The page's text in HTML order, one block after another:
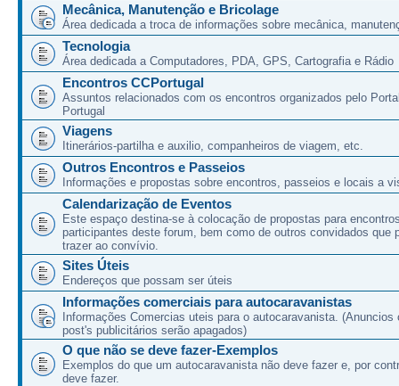
Mecânica, Manutenção e Bricolage
Área dedicada a troca de informações sobre mecânica,
Tecnologia
Área dedicada a Computadores, PDA, GPS, Cartografia e Rádio
Encontros CCPortugal
Assuntos relacionados com os encontros organizados pelo
Portugal
Viagens
Itinerários-partilha e auxilio, companheiros de viagem, etc.
Outros Encontros e Passeios
Informações e propostas sobre encontros, passeios e locais a
Calendarização de Eventos
Este espaço destina-se à colocação de propostas para
participantes deste forum, bem como de outros convidados que
trazer ao convívio.
Sites Úteis
Endereços que possam ser úteis
Informações comerciais para autocaravanistas
Informações Comercias uteis para o autocaravanista. (Anuncios
post's publicitários serão apagados)
O que não se deve fazer-Exemplos
Exemplos do que um autocaravanista não deve fazer e, por
deve fazer.